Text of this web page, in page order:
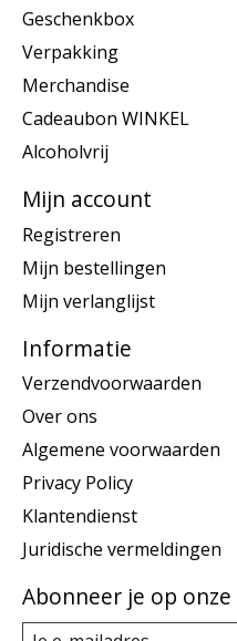
Geschenkbox
Verpakking
Merchandise
Cadeaubon WINKEL
Alcoholvrij
Mijn account
Registreren
Mijn bestellingen
Mijn verlanglijst
Informatie
Verzendvoorwaarden
Over ons
Algemene voorwaarden
Privacy Policy
Klantendienst
Juridische vermeldingen
Abonneer je op